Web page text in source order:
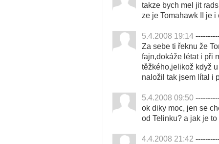
takze bych mel jit
ze je Tomahawk II je
5.4.2008 19:14
Za sebe ti řeknu že
fajn,dokáže létat i při
těžkého,jelikož když
naložil tak jsem lítal i
5.4.2008 09:50
ok diky moc, jen se
od Telinku? a jak je
4.4.2008 21:42